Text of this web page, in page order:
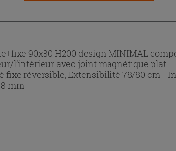
90x80 H200 design MINIMAL
l’intérieur avec joint magnétique plat
fixe réversible, Extensibilité 78/80 cm -
mm